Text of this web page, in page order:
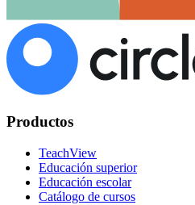
Productos
TeachView
Educación superior
Educación escolar
Catálogo de cursos